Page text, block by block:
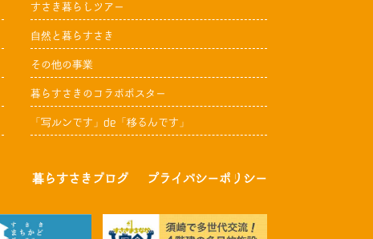
すさき暮らしツアー
自然と暮らすさき
その他の事業
暮らすさきのコラボポスター
「写ルンです」de「移るんです」
暮らすさきブログ プライバシーポリシー